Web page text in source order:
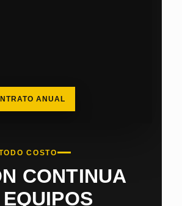
ANUAL
COSTO
CONTINUA